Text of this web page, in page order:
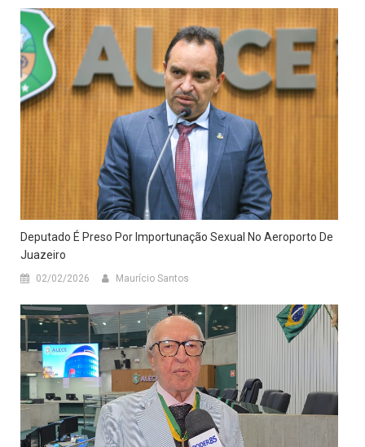
Deputado É Preso Por Importunação Sexual No Aeroporto De
Juazeiro
02/02/2026 Maurício Santos